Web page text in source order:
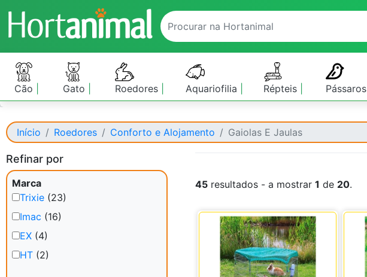
Cão Gato Roedores Aquariofilia Répteis Pássaros
Início Roedores Conforto e Alojamento Gaiolas E Jaulas
Refinar por
Marca
Trixie (23)
Imac (16)
EX (4)
HT (2)
45 resultados - a mostrar 1 de 20.